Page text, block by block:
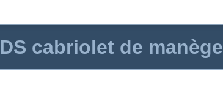
DS cabriolet de manège